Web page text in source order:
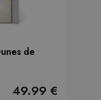
de
49.99 €